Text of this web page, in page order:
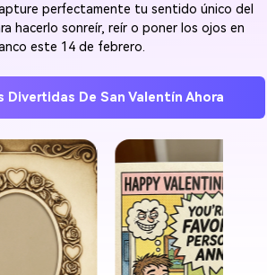
perfectamente tu sentido único del
hacerlo sonreír, reír o poner los ojos en
este 14 de febrero.
Divertidas De San Valentín Ahora